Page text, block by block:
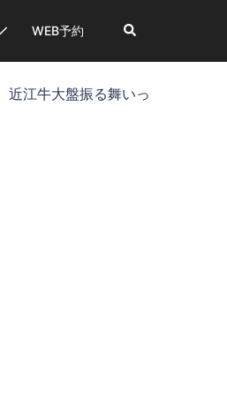
WEB予約
検
索
近江牛大盤振る舞いっ